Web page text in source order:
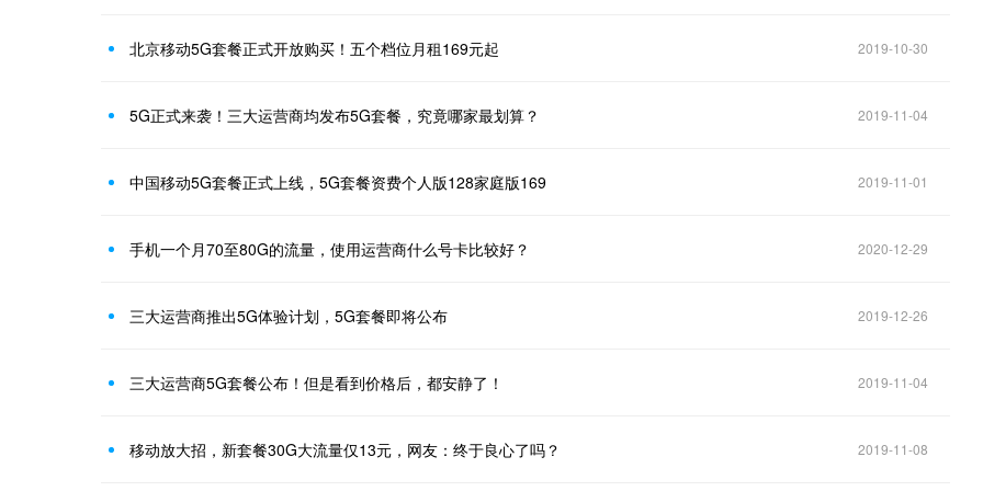
北京移动5G套餐正式开放购买！五个档位月租169元起 2019-10-30
5G正式来袭！三大运营商均发布5G套餐，究竟哪家最划算？ 2019-11-04
中国移动5G套餐正式上线，5G套餐资费个人版128家庭版169 2019-11-01
手机一个月70至80G的流量，使用运营商什么号卡比较好？ 2020-12-29
三大运营商推出5G体验计划，5G套餐即将公布 2019-12-26
三大运营商5G套餐公布！但是看到价格后，都安静了！ 2019-11-04
移动放大招，新套餐30G大流量仅13元，网友：终于良心了吗？ 2019-11-08